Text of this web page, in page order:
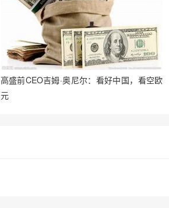
高盛前CEO吉姆·奥尼尔：看好中国，看空欧
元